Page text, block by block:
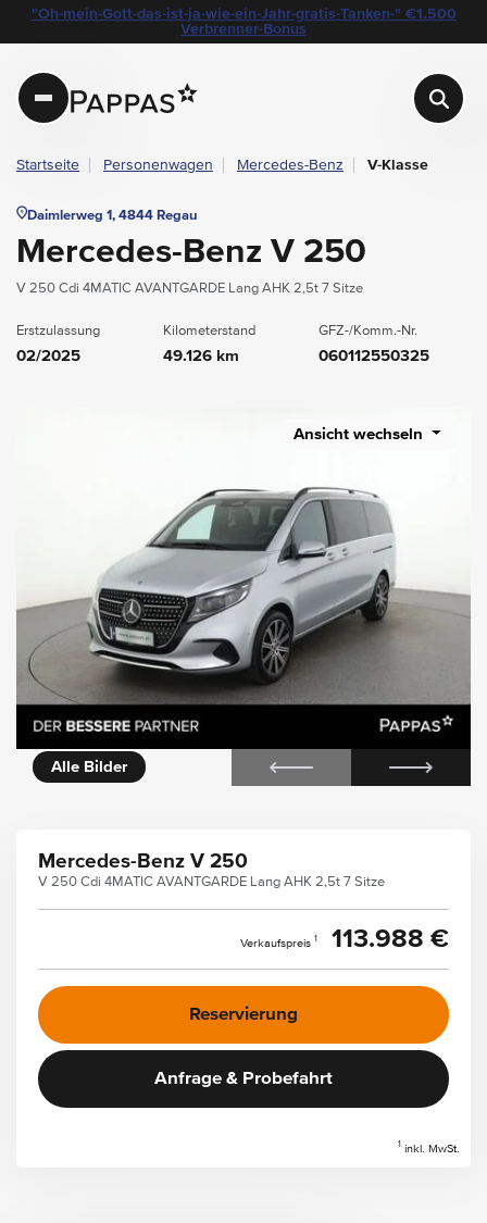
Navigation überspringen
Zum Hauptcontent
Zur Hauptnavigation springen
layout.table-of-content
Technische Daten
Fahrzeugausstattung
Leasing
Beispielangebot
Standort & Ansprechpartner
Das könnte Sie auch interessieren
Angebote & Aktionen bei Pappas
"Oh-mein-Gott-das-ist-ja-wie-ein-Jahr-gratis-Tanken-" €1.500
Verbrenner-Bonus
Pappas
Startseite Personenwagen Mercedes-Benz V-Klasse
Daimlerweg 1, 4844 Regau
Mercedes-Benz V 250
V 250 Cdi 4MATIC AVANTGARDE Lang AHK 2,5t 7 Sitze
Erstzulassung
02/2025
Kilometerstand
49.126 km
GFZ-/Komm.-Nr.
060112550325
Ansicht wechseln
360° Innenansicht
Alle Bilder
Mercedes-Benz V 250
V 250 Cdi 4MATIC AVANTGARDE Lang AHK 2,5t 7 Sitze
Verkaufspreis 1 113.988 €
Reservierung
Anfrage & Probefahrt
1 inkl. MwSt.